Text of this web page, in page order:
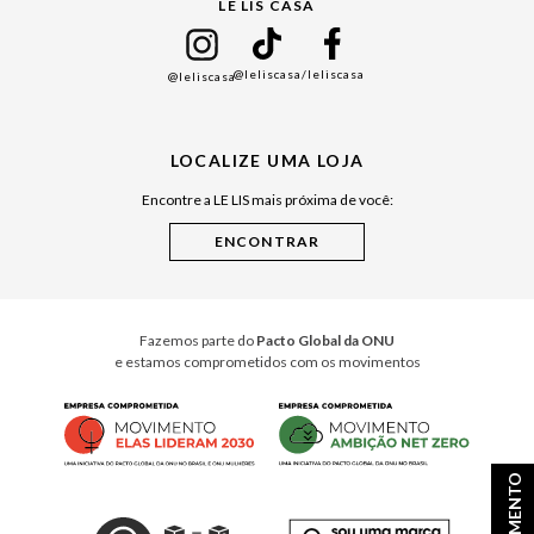
Cuidados Casa
LE LIS CASA
@leliscasa@leliscasa/leliscasa
LOCALIZE UMA LOJA
Encontre a LE LIS mais próxima de você:
Fazemos parte do Pacto Global da ONU
e estamos comprometidos com os movimentos